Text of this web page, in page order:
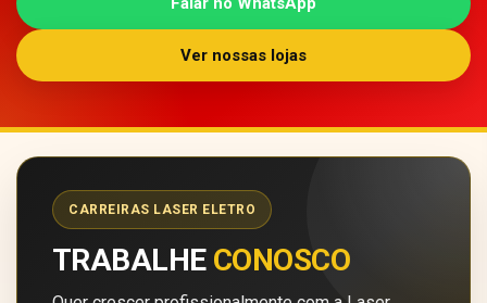
Ver nossas lojas
CARREIRAS LASER ELETRO
TRABALHE CONOSCO